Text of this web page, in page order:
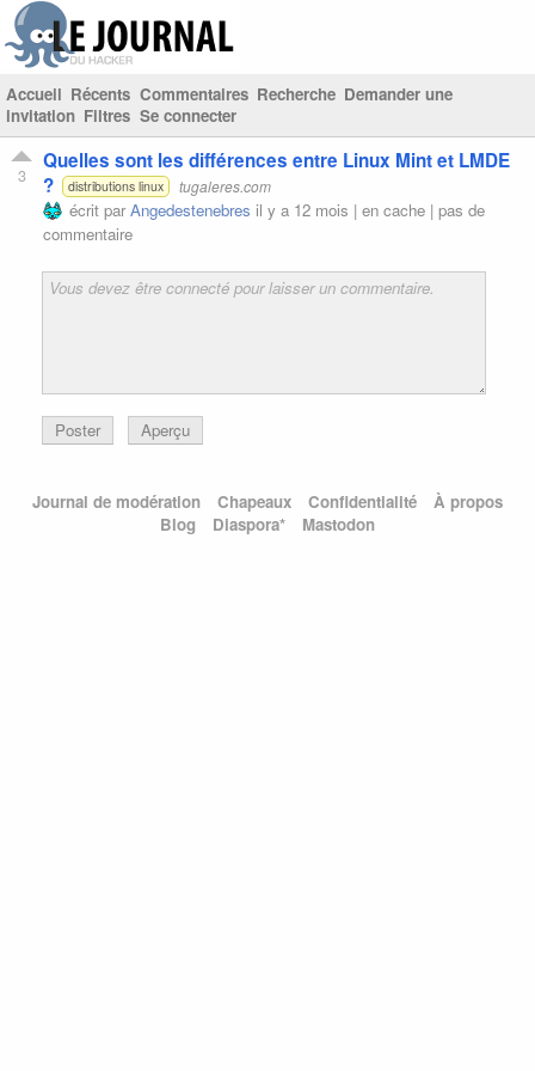
Accueil Récents Commentaires Recherche Demander une
invitation Filtres Se connecter
3
Quelles sont les différences entre Linux Mint et LMDE
?
distributions linux tugaleres.com
écrit parAngedestenebres il y a 12 mois | en cache | pas de
commentaire
Poster Aperçu
Journal de modération Chapeaux Confidentialité
À propos
Blog
Diaspora* Mastodon